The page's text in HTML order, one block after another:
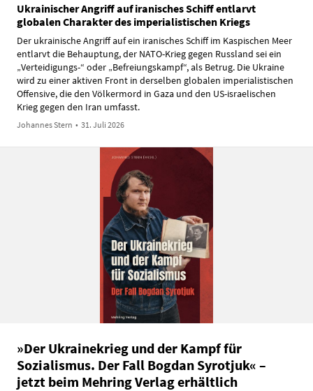
Ukrainischer Angriff auf iranisches Schiff entlarvt
globalen Charakter des imperialistischen Kriegs
Der ukrainische Angriff auf ein iranisches Schiff im Kaspischen Meer
entlarvt die Behauptung, der NATO-Krieg gegen Russland sei ein
„Verteidigungs-“ oder „Befreiungskampf“, als Betrug. Die Ukraine
wird zu einer aktiven Front in derselben globalen imperialistischen
Offensive, die den Völkermord in Gaza und den US-israelischen
Krieg gegen den Iran umfasst.
Johannes Stern • 31. Juli 2026
»Der Ukrainekrieg und der Kampf für
Sozialismus. Der Fall Bogdan Syrotjuk« –
jetzt beim Mehring Verlag erhältlich